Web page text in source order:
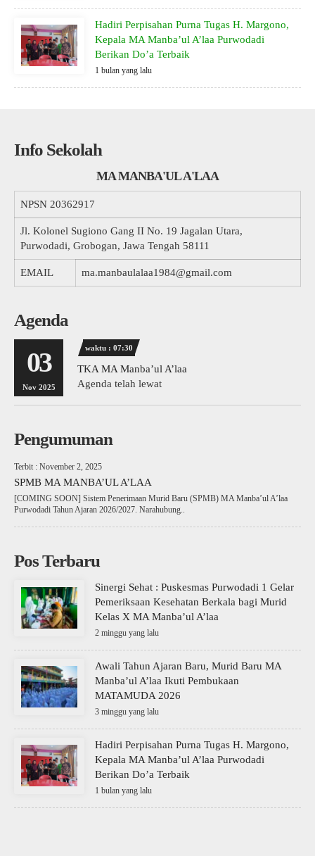
Hadiri Perpisahan Purna Tugas H. Margono,
Kepala MA Manba’ul A’laa Purwodadi
Berikan Do’a Terbaik
1 bulan yang lalu
Info Sekolah
MA MANBA'UL A'LAA
NPSN 20362917
Jl. Kolonel Sugiono Gang II No. 19 Jagalan Utara,
Purwodadi, Grobogan, Jawa Tengah 58111
EMAIL ma.manbaulalaa1984@gmail.com
Agenda
03
Nov 2025
waktu : 07:30
TKA MA Manba’ul A’laa
Agenda telah lewat
Pengumuman
Terbit : November 2, 2025
SPMB MA MANBA’UL A’LAA
[COMING SOON] Sistem Penerimaan Murid Baru (SPMB) MA Manba’ul A’laa
Purwodadi Tahun Ajaran 2026/2027. Narahubung..
Pos Terbaru
Sinergi Sehat : Puskesmas Purwodadi 1 Gelar
Pemeriksaan Kesehatan Berkala bagi Murid
Kelas X MA Manba’ul A’laa
2 minggu yang lalu
Awali Tahun Ajaran Baru, Murid Baru MA
Manba’ul A’laa Ikuti Pembukaan
MATAMUDA 2026
3 minggu yang lalu
Hadiri Perpisahan Purna Tugas H. Margono,
Kepala MA Manba’ul A’laa Purwodadi
Berikan Do’a Terbaik
1 bulan yang lalu